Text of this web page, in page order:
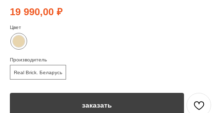
19 990,00 ₽
Цвет
Производитель
Real Brick. Беларусь
заказать